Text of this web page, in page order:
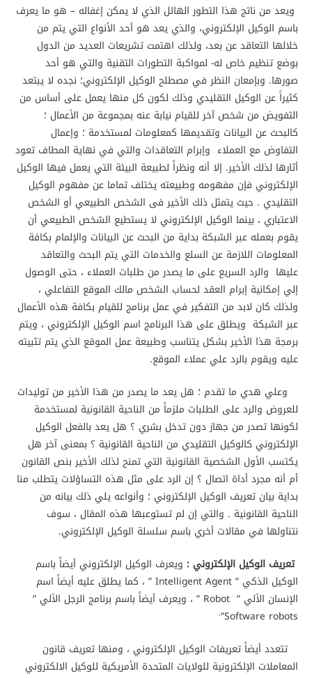
ويعد من ناتج هذا التطور الهائل الذي لا يمكن إغفاله – هو ما يعرف
باسم الوكيل الإلكتروني، والذي يعد هو أحد الأنواع التي يتم من
خلالها التعاقد عن بعد، ولذلك اهتمت تشريعات العديد من الدول
بوضع تنظيم خاص له- لمواكبة التطورات التقنية والتي هو أحد
صورها. وبإمعان النظر في مصطلح الوكيل الإلكتروني؛ نجده لا يبتعد
كثيراً عن الوكيل التقليدي وذلك لكون كل منها يعمل على أساس من
التفويض من شخص آخر للقيام نيابة عنه بمجموعة من الأعمال ؛
كالبحث عن البيانات وتقديمها كمعلومات لمستخدمة ؛ وإعمال
التفاوض مع العملاء وإبرام التعاقدات والتي في نهاية المطاف تعود
أثارها لذلك الأخير. إلا أنه ونظراً لطبيعة البيئة التي يعمل فيها الوكيل
الإلكتروني فإن مفهومه وطبيعته يختلف تماما عن مفهوم الوكيل
التقليدي . حيث يتمثل ذلك الأخير فى الشخص الطبيعي أو الشخص
الاعتباري ، بينما الوكيل الإلكتروني لا يستطيع الشخص الطبيعي أن
يقوم بعمله عبر الشبكة بداية من البحث عن البيانات والإلمام بكافة
المعلومات اللازمة عن السلع والخدمات التي يتم البحث والتعاقد
عليها والرد السريع على ما يصدر من طلبات العملاء ، حتى الوصول
إلي إمكانية إبرام العقد لحساب الشخص مالك الموقع التفاعلي ،
ولذلك كان لابد من التفكير في عمل برنامج للقيام بكافة هذه الأعمال
عبر الشبكة ويطلق على هذا البرنامج اسم الوكيل الإلكتروني ، ويتم
برمجة هذا الأخير بشكل يتناسب وطبيعة عمل الموقع الذي يتم تثبيته
عليه ويقوم بالرد علي عملاء الموقع.
وعلي هدي ما تقدم ؛ هل يعد ما يصدر من هذا الأخير من توليدات
للعروض والرد على الطلبات ملزماً من الناحية القانونية لمستخدمة
لكونها تصدر من جهاز دون تدخل بشري ؟ هل يعد بالفعل الوكيل
الإلكتروني كالوكيل التقليدي من الناحية القانونية ؟ بمعنى آخر هل
يكتسب الأول الشخصية القانونية التي تمنح لذلك الأخير بنص القانون
أم أنه مجرد أداة اتصال ؟ إن الرد على مثل هذه التساؤلات يتطلب منا
بداية بيان تعريف الوكيل الإلكتروني ؛ وأنواعه يلي ذلك بيانه من
الناحية القانونية . والتي إن لم تستوعبها هذه المقال ، سوف
نتناولها في مقالات أخري باسم سلسلة الوكيل الإلكتروني.
تعريف الوكيل الإلكتروني : ويعرف الوكيل الإلكتروني أيضاً باسم
الوكيل الذكي ” Intelligent Agent ” ، كما يطلق عليه أيضاً اسم
الإنسان الآلي ” Robot ” ، ويعرف أيضاً باسم برنامج الرجل الآلي ”
Software robots”
.
تتعدد أيضاً تعريفات الوكيل الإلكتروني ، ومنها تعريف قانون
المعاملات الإلكترونية للولايات المتحدة الأمريكية للوكيل الالكتروني